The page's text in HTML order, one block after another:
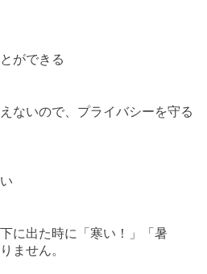
ができる
ないので、プライバシーを守る
に出た時に「寒い！」「暑
ません。